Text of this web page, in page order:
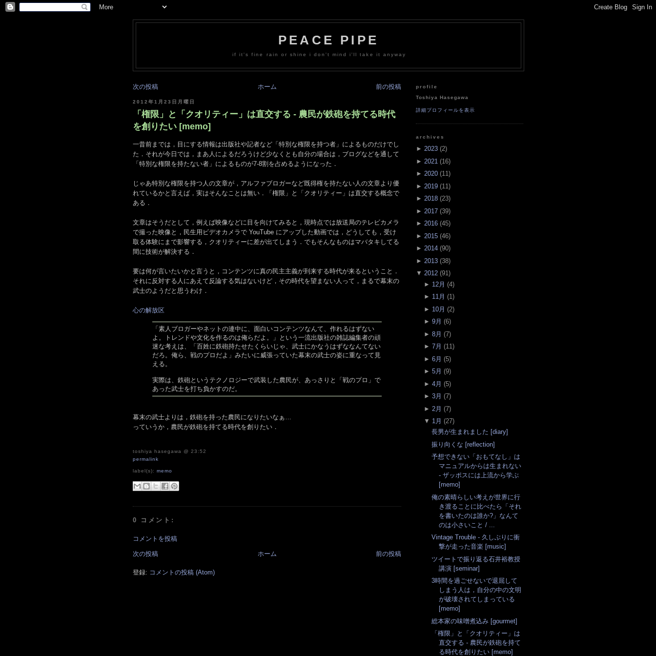
PEACE PIPE
if it's fine rain or shine i don't mind i'll take it anyway
次の投稿 前の投稿
ホーム
2012年1月23日月曜日
「権限」と「クオリティー」は直交する - 農民が鉄砲を持てる時代
を創りたい [memo]
一昔前までは，目にする情報は出版社や記者など「特別な権限を持つ者」によるものだけでし
た．それが今日では，まあ人によるだろうけど少なくとも自分の場合は，ブログなどを通して
「特別な権限を持たない者」によるものが7-8割を占めるようになった．
じゃあ特別な権限を持つ人の文章が，アルファブロガーなど既得権を持たない人の文章より優
れているかと言えば，実はそんなことは無い．「権限」と「クオリティー」は直交する概念で
ある．
文章はそうだとして，例えば映像などに目を向けてみると，現時点では放送局のテレビカメラ
で撮った映像と，民生用ビデオカメラで YouTube にアップした動画では，どうしても，受け
取る体験にまで影響する，クオリティーに差が出てしまう．でもそんなものはマバタキしてる
間に技術が解決する．
要は何が言いたいかと言うと，コンテンツに真の民主主義が到来する時代が来るということ．
それに反対する人にあえて反論する気はないけど，その時代を望まない人って，まるで幕末の
武士のようだと思うわけ．
心の解放区
「素人ブロガーやネットの連中に、面白いコンテンツなんて、作れるはずない
よ。トレンドや文化を作るのは俺らだよ。」という一流出版社の雑誌編集者の頑
迷な考えは、「百姓に鉄砲持たせたくらいじゃ、武士にかなうはずななんてない
だろ。俺ら、戦のプロだよ」みたいに威張っていた幕末の武士の姿に重なって見
える。
実際は、鉄砲というテクノロジーで武装した農民が、あっさりと「戦のプロ」で
あった武士を打ち負かすのだ。
幕末の武士よりは，鉄砲を持った農民になりたいなぁ…
っていうか，農民が鉄砲を持てる時代を創りたい．
toshiya hasegawa @ 23:52
permalink
label(s):memo
0 コメント:
コメントを投稿
次の投稿 前の投稿
ホーム
登録: コメントの投稿 (Atom)
profile
Toshiya Hasegawa
詳細プロフィールを表示
archives
► 2023 (2)
► 2021 (16)
► 2020 (11)
► 2019 (11 )
► 2018 (23)
► 2017 (39)
► 2016 (45)
► 2015 (46)
► 2014 (90)
► 2013 (38)
▼ 2012 (91)
► 12月 (4)
► 11月 (1)
► 10月 (2)
► 9月 (6)
► 8月 (7)
► 7月 (11)
► 6月 (5)
► 5月 (9)
► 4月 (5)
► 3月 (7)
► 2月 (7)
▼ 1月 (27)
長男が生まれました [diary]
振り向くな [reflection]
予想できない「おもてなし」は
マニュアルからは生まれない
- ザッポスには上流から学ぶ
[memo]
俺の素晴らしい考えが世界に行
き渡ることに比べたら「それ
を書いたのは誰か?」なんて
のは小さいこと / ...
Vintage Trouble - 久しぶりに衝
撃が走った音楽 [music]
ツイートで振り返る石井裕教授
講演 [seminar]
3時間を過ごせないで退屈して
しまう人は，自分の中の文明
が破壊されてしまっている
[memo]
総本家の味噌煮込み [gourmet]
「権限」と「クオリティー」は
直交する - 農民が鉄砲を持て
る時代を創りたい [memo]